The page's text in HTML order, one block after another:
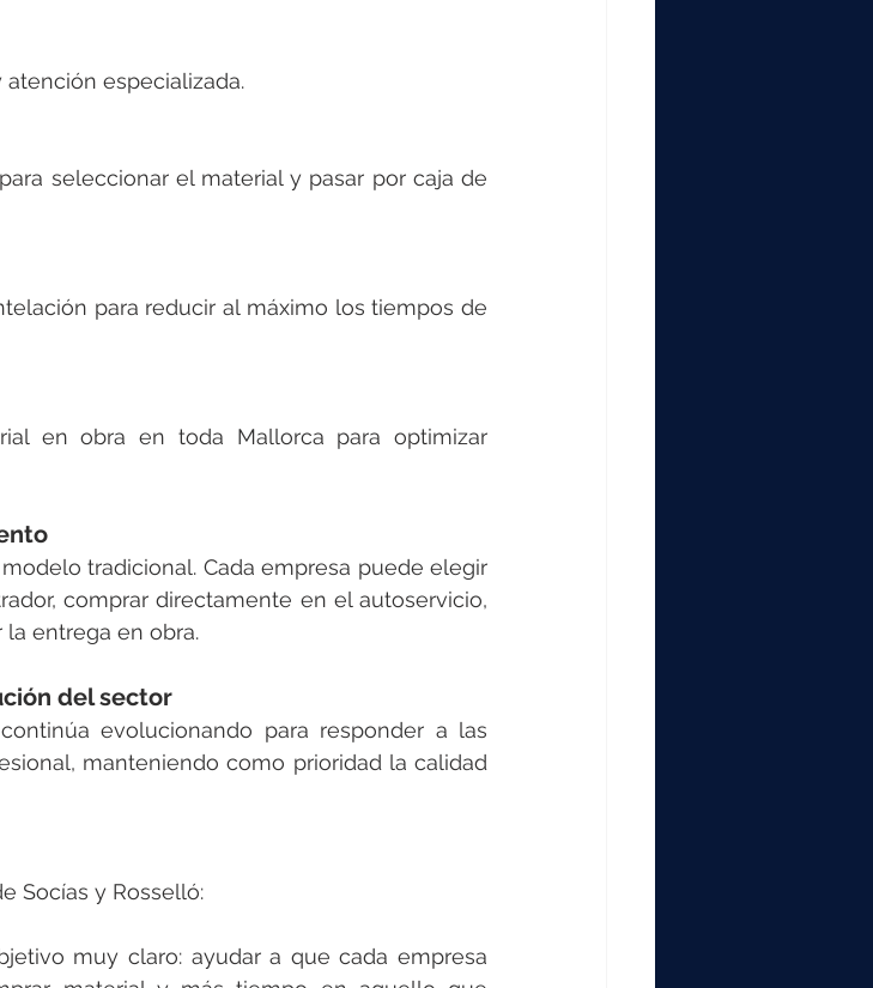
especializada.
seleccionar el material y pasar por caja de
para reducir al máximo los tiempos de
en obra en toda Mallorca para optimizar
tradicional. Cada empresa puede elegir
comprar directamente en el autoservicio,
entrega en obra.
del sector
evolucionando para responder a las
manteniendo como prioridad la calidad
Socías y Rosselló:
muy claro: ayudar a que cada empresa